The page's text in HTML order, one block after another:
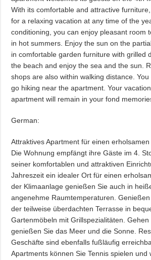
With its comfortable and attractive
for a relaxing vacation at any time of the
conditioning, you can enjoy pleasant room
in hot summers. Enjoy the sun on the
in comfortable garden furniture with grilled
the beach and enjoy the sea and the sun.
shops are also within walking distance.
go hiking near the apartment. Your
apartment will remain in your fond
German:
Attraktives Apartment für einen erholsamen
Die Wohnung empfängt ihre Gäste im 4.
seiner komfortablen und attraktiven
Jahreszeit ein idealer Ort für einen
der Klimaanlage genießen Sie auch in
angenehme Raumtemperaturen.
der teilweise überdachten Terrasse in
Gartenmöbeln mit Grillspezialitäten.
genießen Sie das Meer und die Sonne.
Geschäfte sind ebenfalls fußläufig
Apartments können Sie Tennis spielen und